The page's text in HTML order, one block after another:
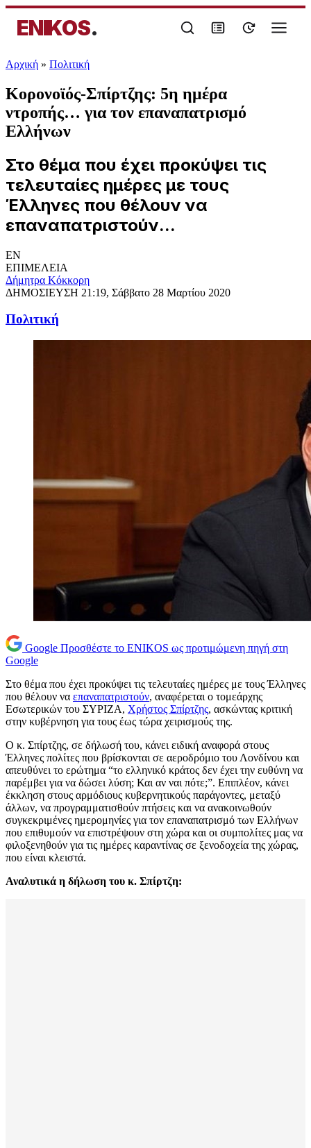
ENIKOS.
Αρχική » Πολιτική
Κορονοϊός-Σπίρτζης: 5η ημέρα
ντροπής… για τον επαναπατρισμό
Ελλήνων
Στο θέμα που έχει προκύψει τις
τελευταίες ημέρες με τους
Έλληνες που θέλουν να
επαναπατριστούν...
EN
ΕΠΙΜΕΛΕΙΑ
Δήμητρα Κόκκορη
ΔΗΜΟΣΙΕΥΣΗ 21:19, Σάββατο 28 Μαρτίου 2020
Πολιτική
Google Προσθέστε το ENIKOS ως προτιμώμενη πηγή στη
Google
Στο θέμα που έχει προκύψει τις τελευταίες ημέρες με τους Έλληνες
που θέλουν να επαναπατριστούν, αναφέρεται ο τομεάρχης
Εσωτερικών του ΣΥΡΙΖΑ, Χρήστος Σπίρτζης, ασκώντας κριτική
στην κυβέρνηση για τους έως τώρα χειρισμούς της.
Ο κ. Σπίρτζης, σε δήλωσή του, κάνει ειδική αναφορά στους
Έλληνες πολίτες που βρίσκονται σε αεροδρόμιο του Λονδίνου και
απευθύνει το ερώτημα “το ελληνικό κράτος δεν έχει την ευθύνη να
παρέμβει για να δώσει λύση; Και αν ναι πότε;”. Επιπλέον, κάνει
έκκληση στους αρμόδιους κυβερνητικούς παράγοντες, μεταξύ
άλλων, να προγραμματισθούν πτήσεις και να ανακοινωθούν
συγκεκριμένες ημερομηνίες για τον επαναπατρισμό των Ελλήνων
που επιθυμούν να επιστρέψουν στη χώρα και οι συμπολίτες μας να
φιλοξενηθούν για τις ημέρες καραντίνας σε ξενοδοχεία της χώρας,
που είναι κλειστά.
Αναλυτικά η δήλωση του κ. Σπίρτζη: